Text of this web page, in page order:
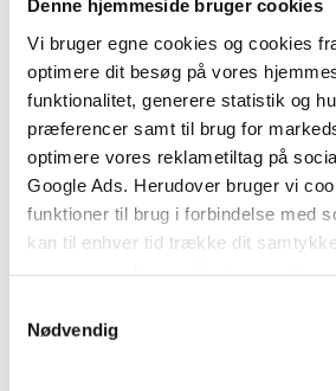
Denne hjemmeside bruger cookies
Vi bruger egne cookies og cookies
optimere dit besøg på vores
funktionalitet, generere statistik og
præferencer samt til brug for
optimere vores reklametiltag på
Google Ads. Herudover bruger vi
funktioner til brug i forbindelse med
kan til enhver tid trække dit
tilbagetrækker et samtykke.
Nødvendig
BESKRIVELSE YDERLIGERE INFO
Ælle Bælle-bøgerne er gode
pris til de 3-6-årige
Da Kanin finder et æg, går han
tilhører Høne, indtil det
et dyr, der ligner en blanding af
And, Bæver og Egern. Hvad er
populære børnebogsforfattere